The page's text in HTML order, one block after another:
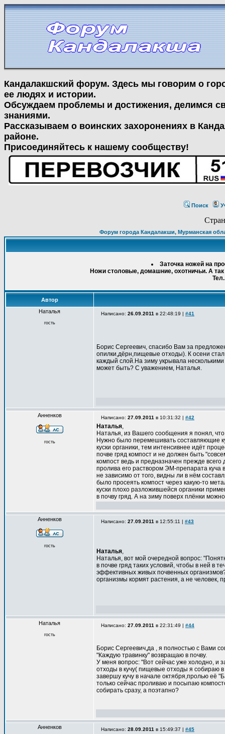
Кандалакшский форум. Здесь мы говорим о
ее людях и истории.
Обсуждаем проблемы и достижения, делимся
знаниями.
Рассказываем о воинских захоронениях в
районе.
Присоединяйтесь к нашему сообществу!
Поиск
Форум города Кандалакши, Мурманская
Заточка ножей на
Ножи столовые, домашние, охотничьи. А
Автор
Наталья
гость
Написано: 26.09.2011 в 22:48:19 | #41
Борис Сергеевич, спасибо Вам за
опилки,дёрн,пищевые отходы). К осени
каждый слой.На зиму укрывала
может быть? С уважением, Наталья.
Анненков
гость
Написано: 27.09.2011 в 10:31:32 | #42
Наталья,
Наталья, из Вашего сообщения я понял,
Нужно было перемешивать составляющие
куски органики, тем интенсивнее идёт
почве гряд компост и не должен быть
компост ведь и предназначен прежде
пролива его раствором ЭМ-препарата куча
не зависимо от того, видны ли в нём
было просеять компост через какую-то
куски плохо разложившейся органики
в почву гряд. А на зиму поверх плёнки
Анненков
гость
Написано: 27.09.2011 в 12:55:11 | #43
Наталья,
Наталья, вот мой очередной вопрос:
в почве гряд таких условий, чтобы в ней в
эффективных живых почвенных
организмы кормят растения, а не человек,
Наталья
гость
Написано: 27.09.2011 в 22:31:49 | #44
Борис Сергеевич,да , я полностью с Вами
"Каждую травинку" возвращаю в почву.
У меня вопрос: "Вот сейчас уже холодно, и
отходы в кучу( пищевые отходы я собираю в
завершу кучу в начале октября,пролью её
только сейчас проливаю и посыпаю
собирать сразу, а поэтапно?
Анненков Написано: 28.09.2011 в 15:49:37 | #45